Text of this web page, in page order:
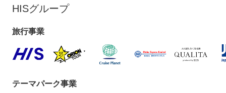
HISグループ
旅行事業
テーマパーク事業